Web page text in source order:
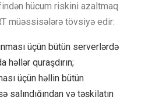
hücum riskini azaltmaq
müəssisələrə tövsiyə edir:
üçün bütün serverlərdə
həllər quraşdırın;
üçün həllin bütün
salındığından və təşkilatın